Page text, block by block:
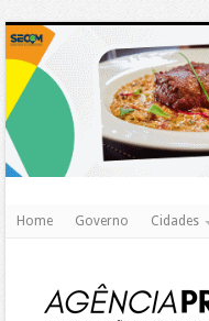
Home Governo Cidades